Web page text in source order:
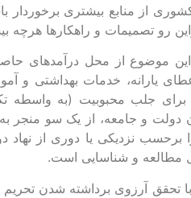
از منابع بیشتری برخوردار
‌رو تصمیمات و راهکارها هرچه
این موضوع از محل درآمدهای
اعطای یارانه‌،‌ خدمات
برای جلب محبوبیت (به واسطه
دولت و جامعه، از یک ‌سو منجر
برحسب نزدیکی یا دوری از نهاد
مطالعه و شناسایی است.
تحقق آرزوی برداشته‌ شدن